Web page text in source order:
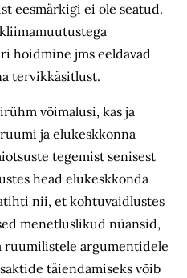
eesmärkigi ei ole seatud.
hoidmine jms eeldavad
tervikkäsitlust.
võimalusi, kas ja
ja elukeskkonna
tegemist senisest
head elukeskkonda
nii, et kohtuvaidlustes
menetluslikud nüansid,
ruumilistele argumentidele
täiendamiseks võib